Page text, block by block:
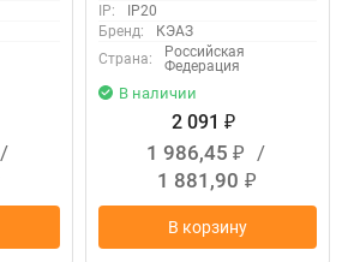
/
IP:
IP20
Бренд:
КЭАЗ
Страна:
Российская
Федерация
В наличии
2 091 ₽
1 986,45 ₽
/
1 881,90 ₽
В корзину